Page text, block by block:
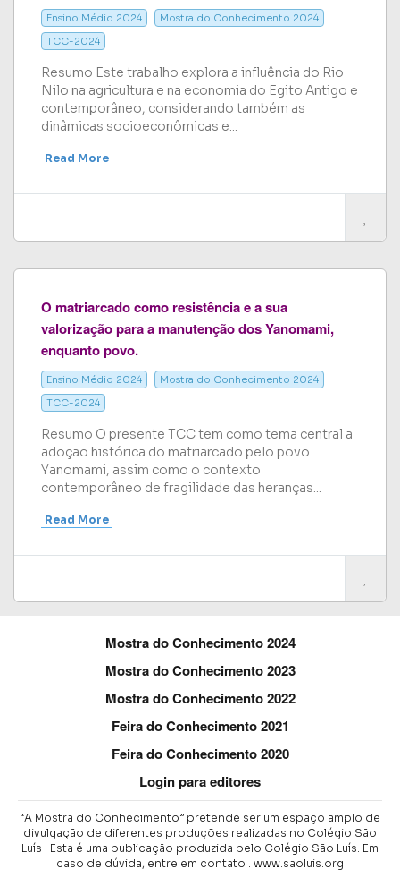
Ensino Médio 2024
Mostra do Conhecimento 2024
TCC-2024
Resumo Este trabalho explora a influência do Rio
Nilo na agricultura e na economia do Egito Antigo e
contemporâneo, considerando também as
dinâmicas socioeconômicas e...
Read More
O matriarcado como resistência e a sua
valorização para a manutenção dos Yanomami,
enquanto povo.
Ensino Médio 2024
Mostra do Conhecimento 2024
TCC-2024
Resumo O presente TCC tem como tema central a
adoção histórica do matriarcado pelo povo
Yanomami, assim como o contexto
contemporâneo de fragilidade das heranças...
Read More
Mostra do Conhecimento 2024
Mostra do Conhecimento 2023
Mostra do Conhecimento 2022
Feira do Conhecimento 2021
Feira do Conhecimento 2020
Login para editores
“A Mostra do Conhecimento” pretende ser um espaço amplo de
divulgação de diferentes produções realizadas no Colégio São
Luís I Esta é uma publicação produzida pelo Colégio São Luís. Em
caso de dúvida, entre em contato .
www.saoluis.org